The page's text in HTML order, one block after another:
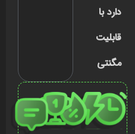
دارد با
قابلیت
مگنتی